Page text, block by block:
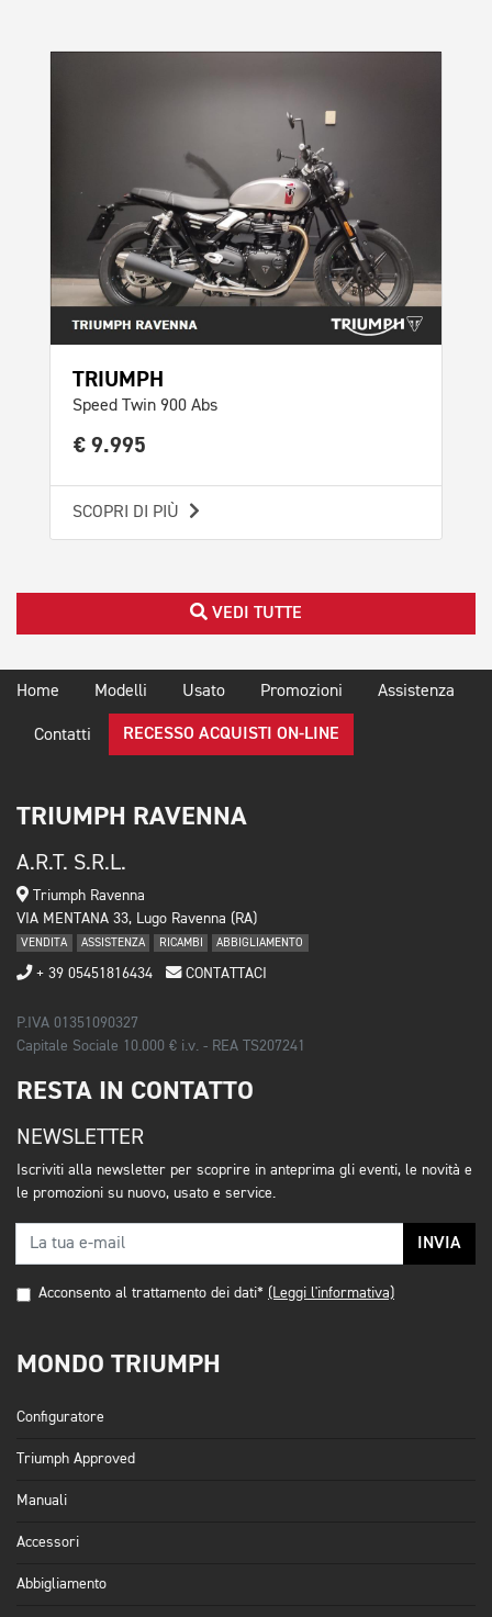
TRIUMPH
Speed Twin 900 Abs
€ 9.995
SCOPRI DI PIÙ
VEDI TUTTE
Home Modelli Usato Promozioni Assistenza
Contatti RECESSO ACQUISTI ON-LINE
TRIUMPH RAVENNA
A.R.T. S.R.L.
Triumph Ravenna
VIA MENTANA 33, Lugo Ravenna (RA)
VENDITA ASSISTENZA RICAMBI ABBIGLIAMENTO
+ 39 05451816434 CONTATTACI
P.IVA 01351090327
Capitale Sociale 10.000 € i.v. - REA TS207241
RESTA IN CONTATTO
NEWSLETTER
Iscriviti alla newsletter per scoprire in anteprima gli eventi, le novità e
le promozioni su nuovo, usato e service.
INVIA
Acconsento al trattamento dei dati* (Leggi l'informativa)
MONDO TRIUMPH
Configuratore
Triumph Approved
Manuali
Accessori
Abbigliamento